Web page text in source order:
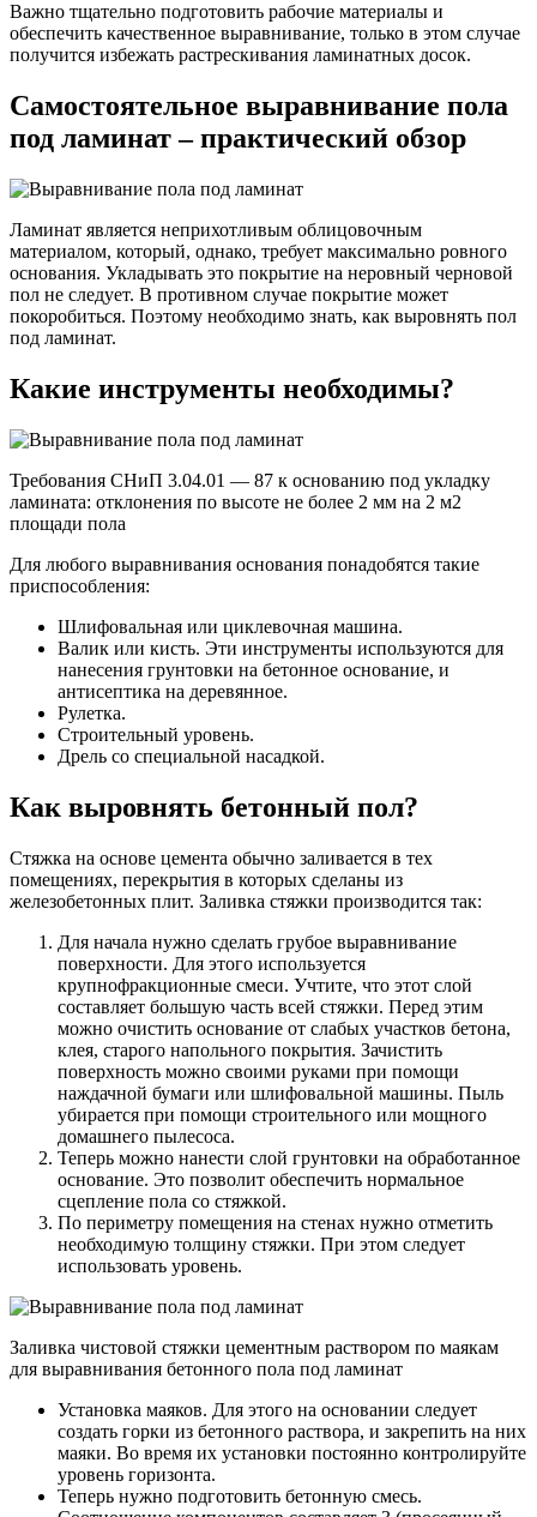
Важно тщательно подготовить рабочие материалы и
обеспечить качественное выравнивание, только в этом случае
получится избежать растрескивания ламинатных досок.
Самостоятельное выравнивание пола
под ламинат – практический обзор
Ламинат является неприхотливым облицовочным
материалом, который, однако, требует максимально ровного
основания. Укладывать это покрытие на неровный черновой
пол не следует. В противном случае покрытие может
покоробиться. Поэтому необходимо знать, как выровнять пол
под ламинат.
Какие инструменты необходимы?
Требования СНиП 3.04.01 — 87 к основанию под укладку
ламината: отклонения по высоте не более 2 мм на 2 м2
площади пола
Для любого выравнивания основания понадобятся такие
приспособления:
Шлифовальная или циклевочная машина.
Валик или кисть. Эти инструменты используются для
нанесения грунтовки на бетонное основание, и
антисептика на деревянное.
Рулетка.
Строительный уровень.
Дрель со специальной насадкой.
Как выровнять бетонный пол?
Стяжка на основе цемента обычно заливается в тех
помещениях, перекрытия в которых сделаны из
железобетонных плит. Заливка стяжки производится так:
Для начала нужно сделать грубое выравнивание
поверхности. Для этого используется
крупнофракционные смеси. Учтите, что этот слой
составляет большую часть всей стяжки. Перед этим
можно очистить основание от слабых участков бетона,
клея, старого напольного покрытия. Зачистить
поверхность можно своими руками при помощи
наждачной бумаги или шлифовальной машины. Пыль
убирается при помощи строительного или мощного
домашнего пылесоса.
Теперь можно нанести слой грунтовки на обработанное
основание. Это позволит обеспечить нормальное
сцепление пола со стяжкой.
По периметру помещения на стенах нужно отметить
необходимую толщину стяжки. При этом следует
использовать уровень.
Заливка чистовой стяжки цементным раствором по маякам
для выравнивания бетонного пола под ламинат
Установка маяков. Для этого на основании следует
создать горки из бетонного раствора, и закрепить на них
маяки. Во время их установки постоянно контролируйте
уровень горизонта.
Теперь нужно подготовить бетонную смесь.